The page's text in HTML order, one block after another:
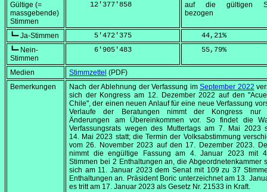
Gültige (=
massgebende)
Stimmen
     12'377'858
auf die gültigen
bezogen
┗━ Ja-Stimmen
      5'472'375
    44,21
%
┗━ Nein-
Stimmen
      6'905'483
    55,79
%
Medien Stimmzettel (PDF)
Bemerkungen
Nach der Ablehnung der Verfassung im September 2022
sich der Kongress am 12. Dezember 2022 auf den
Chile", der einen neuen Anlauf für eine neue Verfassung
Verlaufe der Beratungen nimmt der Kongress nur
Änderungen am Übereinkommen vor. So findet die
Verfassungsrats wegen des Muttertags am 7. Mai 2023
14. Mai 2023 statt; die Termin der Volksabstimmung
vom26. November 2023 auf den 17. Dezember 2023.
nimmt die engültige Fassung am 4. Januar 2023mit
Stimmen bei 2 Enthaltungen an, die Abgeordnetenkammer
sich am 11. Januar 2023dem Senat mit 109 zu 37
Enthaltungen an. Präsident Boric unterzeichnet am 13.
es tritt am 17. Januar 2023 als Gesetz Nr. 21533 in Kraft.